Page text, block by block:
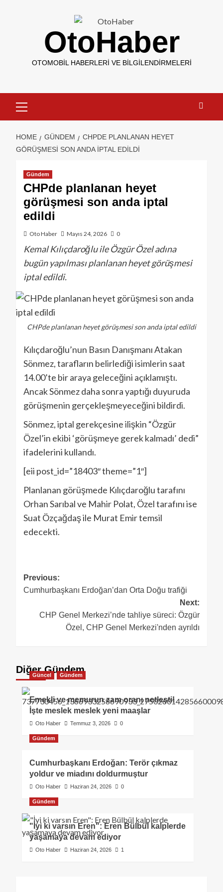
OtoHaber
OTOMOBIL HABERLERI VE BILGILENDIRMELERI
HOME GÜNDEM
CHPDE PLANLANAN HEYET
GÖRÜŞMESI SON ANDA IPTAL EDILDI
Gündem
CHPde planlanan heyet
görüşmesi son anda iptal
edildi
Oto Haber Mayıs 24, 2026 0
Kemal Kılıçdaroğlu ile Özgür Özel adına
bugün yapılması planlanan heyet görüşmesi
iptal edildi.
CHPde planlanan heyet görüşmesi son anda iptal edildi
Kılıçdaroğlu’nun Basın Danışmanı Atakan
Sönmez, tarafların belirlediği isimlerin saat
14.00’te bir araya geleceğini açıklamıştı.
Ancak Sönmez daha sonra yaptığı duyuruda
görüşmenin gerçekleşmeyeceğini bildirdi.
Sönmez, iptal gerekçesine ilişkin “Özgür
Özel’in ekibi ‘görüşmeye gerek kalmadı’ dedi”
ifadelerini kullandı.
[eii post_id=”18403″ theme=”1″]
Planlanan görüşmede Kılıçdaroğlu tarafını
Orhan Sarıbal ve Mahir Polat, Özel tarafını ise
Suat Özçağdaş ile Murat Emir temsil
edecekti.
Previous:
Cumhurbaşkanı Erdoğan’dan Orta Doğu trafiği
Next:
CHP Genel Merkezi’nde tahliye süreci: Özgür
Özel, CHP Genel Merkezi'nden ayrıldı
Diğer Gündem
Güncel Gündem
Emekli ve memurun zam oranı netleşti!
İşte meslek meslek yeni maaşlar
Oto Haber Temmuz 3, 2026 0
Gündem
Cumhurbaşkanı Erdoğan: Terör çıkmaz
yoldur ve miadını doldurmuştur
Oto Haber Haziran 24, 2026 0
Gündem
"İyi ki varsın Eren": Eren Bülbül kalplerde
yaşamaya devam ediyor
Oto Haber Haziran 24, 2026 1